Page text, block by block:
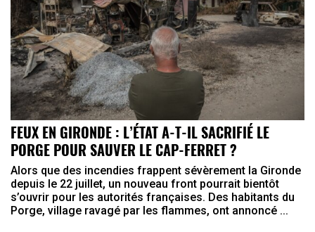
FEUX EN GIRONDE : L’ÉTAT A-T-IL SACRIFIÉ LE
PORGE POUR SAUVER LE CAP-FERRET ?
Alors que des incendies frappent sévèrement la Gironde
depuis le 22 juillet, un nouveau front pourrait bientôt
s’ouvrir pour les autorités françaises. Des habitants du
Porge, village ravagé par les flammes, ont annoncé ...